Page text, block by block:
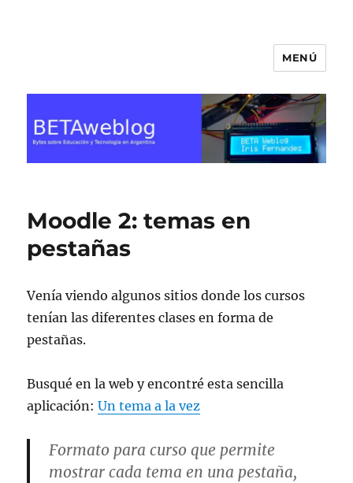
MENÚ
Moodle 2: temas en
pestañas
Venía viendo algunos sitios donde los cursos
tenían las diferentes clases en forma de
pestañas.
Busqué en la web y encontré esta sencilla
aplicación:Un tema a la vez
Formato para curso que permite
mostrar cada tema en una pestaña,